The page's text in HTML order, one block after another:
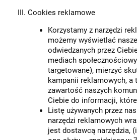
Cookies reklamowe
Korzystamy z narzędzi
możemy wyświetlać
odwiedzanych przez
mediach
targetowane), mierzyć
kampanii reklamowych, a
zawartość naszych
Ciebie do informacji,
Listę używanych przez
narzędzi reklamowych
jest dostawcą narzędzia,